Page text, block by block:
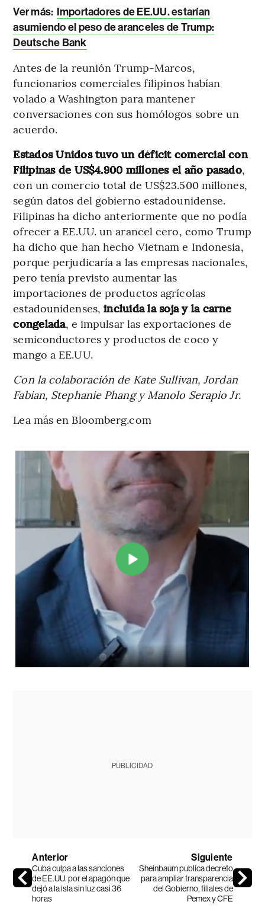
Ver más: Importadores de EE.UU. estarían
asumiendo el peso de aranceles de Trump:
Deutsche Bank
Antes de la reunión Trump-Marcos,
funcionarios comerciales filipinos habían
volado a Washington para mantener
conversaciones con sus homólogos sobre un
acuerdo.
Estados Unidos tuvo un déficit comercial con
Filipinas de US$4.900 millones el año pasado,
con un comercio total de US$23.500 millones,
según datos del gobierno estadounidense.
Filipinas ha dicho anteriormente que no podía
ofrecer a EE.UU. un arancel cero, como Trump
ha dicho que han hecho Vietnam e Indonesia,
porque perjudicaría a las empresas nacionales,
pero tenía previsto aumentar las
importaciones de productos agrícolas
estadounidenses, incluida la soja y la carne
congelada, e impulsar las exportaciones de
semiconductores y productos de coco y
mango a EE.UU.
Con la colaboración de Kate Sullivan, Jordan
Fabian, Stephanie Phang y Manolo Serapio Jr.
Lea más en Bloomberg.com
PUBLICIDAD
Anterior
Cuba culpa a las sanciones
de EE.UU. por el apagón que
dejó a la isla sin luz casi 36
horas
Siguiente
Sheinbaum publica decreto
para ampliar transparencia
del Gobierno, filiales de
Pemex y CFE